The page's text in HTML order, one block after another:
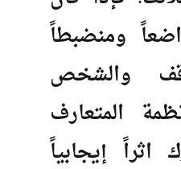
ومنضبطاً
والشخص
المتعارف
اثراً إيجابياً